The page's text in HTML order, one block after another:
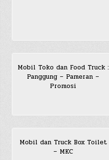
Mobil Toko dan Food Truck :
Panggung – Pameran –
Promosi
Mobil dan Truck Box Toilet
– MKC